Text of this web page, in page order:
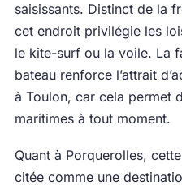
saisissants. Distinct de la
cet endroit privilégie les
le kite-surf ou la voile. La
bateau renforce l’attrait
à Toulon, car cela permet
maritimes à tout moment.
Quant à Porquerolles,
citée comme une